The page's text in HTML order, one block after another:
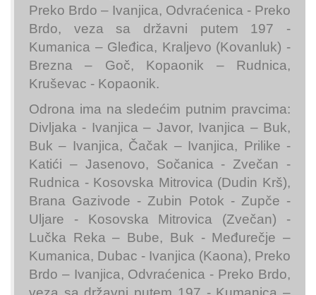
Preko Brdo – Ivanjica, Odvraćenica - Preko
Brdo, veza sa državni putem 197 -
Kumanica – Gleđica, Kraljevo (Kovanluk) -
Brezna – Goč, Kopaonik – Rudnica,
Kruševac - Kopaonik.
Odrona ima na sledećim putnim pravcima:
Divljaka - Ivanjica – Javor, Ivanjica – Buk,
Buk – Ivanjica, Čačak – Ivanjica, Prilike -
Katići – Jasenovo, Sočanica - Zvečan -
Rudnica - Kosovska Mitrovica (Dudin Krš),
Brana Gazivode - Zubin Potok - Zupče -
Uljare - Kosovska Mitrovica (Zvečan) -
Lučka Reka – Bube, Buk - Međurečje –
Kumanica, Dubac - Ivanjica (Kaona), Preko
Brdo – Ivanjica, Odvraćenica - Preko Brdo,